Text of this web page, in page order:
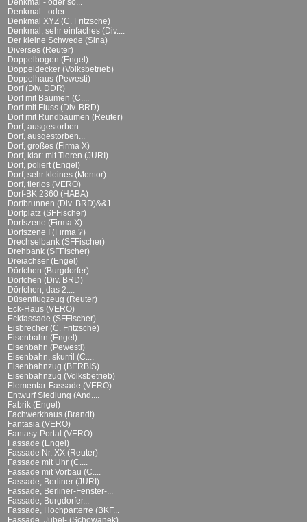
Denkmal - oder so...
Denkmal - oder......
Denkmal XYZ (C. Fritzsche)
Denkmal, sehr einfaches (Div....
Der kleine Schwede (Sina)
Diverses (Reuter)
Doppelbogen (Engel)
Doppeldecker (Volksbetrieb)
Doppelhaus (Pewesti)
Dorf (Div. DDR)
Dorf mit Bäumen (C....
Dorf mit Fluss (Div. BRD)
Dorf mit Rundbäumen (Reuter)
Dorf, ausgestorben...
Dorf, ausgestorben...
Dorf, großes (Firma X)
Dorf, klar: mit Tieren (JURI)
Dorf, poliert (Engel)
Dorf, sehr kleines (Mentor)
Dorf, tierlos (VERO)
Dorf-BK 2360 (HABA)
Dorfbrunnen (Div. BRD)&&1
Dorfplatz (SFFischer)
Dorfszene (Firma X)
Dorfszene I (Firma ?)
Drechselbank (SFFischer)
Drehbank (SFFischer)
Dreiachser (Engel)
Dörfchen (Burgdorfer)
Dörfchen (Div. BRD)
Dörfchen, das 2....
Düsenflugzeug (Reuter)
Eck-Haus (VERO)
Eckfassade (SFFischer)
Eisbrecher (C. Fritzsche)
Eisenbahn (Engel)
Eisenbahn (Pewesti)
Eisenbahn, skurril (C....
Eisenbahnzug (BERBIS)...
Eisenbahnzug (Volksbetrieb)
Elementar-Fassade (VERO)
Entwurf Siedlung (And....
Fabrik (Engel)
Fachwerkhaus (Brandt)
Fantasia (VERO)
Fantasy-Portal (VERO)
Fassade (Engel)
Fassade Nr. XX (Reuter)
Fassade mit Uhr (C....
Fassade mit Vorbau (C....
Fassade, Berliner (JURI)
Fassade, Berliner-Fenster-...
Fassade, Burgdorfer...
Fassade, Hochparterre (BKF...
Fassade, Jubel- (Schowanek)